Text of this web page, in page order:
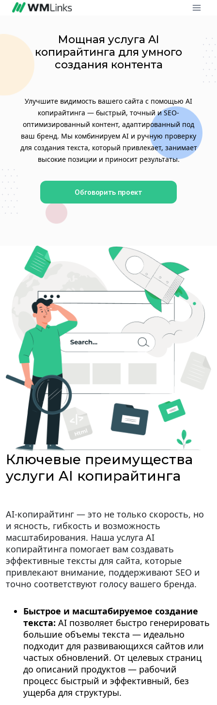
Мощная услуга AI
копирайтинга для умного
создания контента
Улучшите видимость вашего сайта с помощью AI
копирайтинга — быстрый, точный и SEO-
оптимизированный контент, адаптированный под
ваш бренд. Мы комбинируем AI и ручную проверку
для создания текста, который привлекает, занимает
высокие позиции и приносит результаты.
Обговорить проект
Ключевые преимущества
услуги AI копирайтинга
AI-копирайтинг — это не только скорость, но
и ясность, гибкость и возможность
масштабирования. Наша услуга AI
копирайтинга помогает вам создавать
эффективные тексты для сайта, которые
привлекают внимание, поддерживают SEO и
точно соответствуют голосу вашего бренда.
Быстрое и масштабируемое создание
текста: AI позволяет быстро генерировать
большие объемы текста — идеально
подходит для развивающихся сайтов или
частых обновлений. От целевых страниц
до описаний продуктов — рабочий
процесс быстрый и эффективный, без
ущерба для структуры.